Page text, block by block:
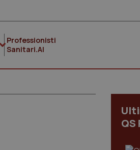
Professionisti
Sanitari.AI
QS